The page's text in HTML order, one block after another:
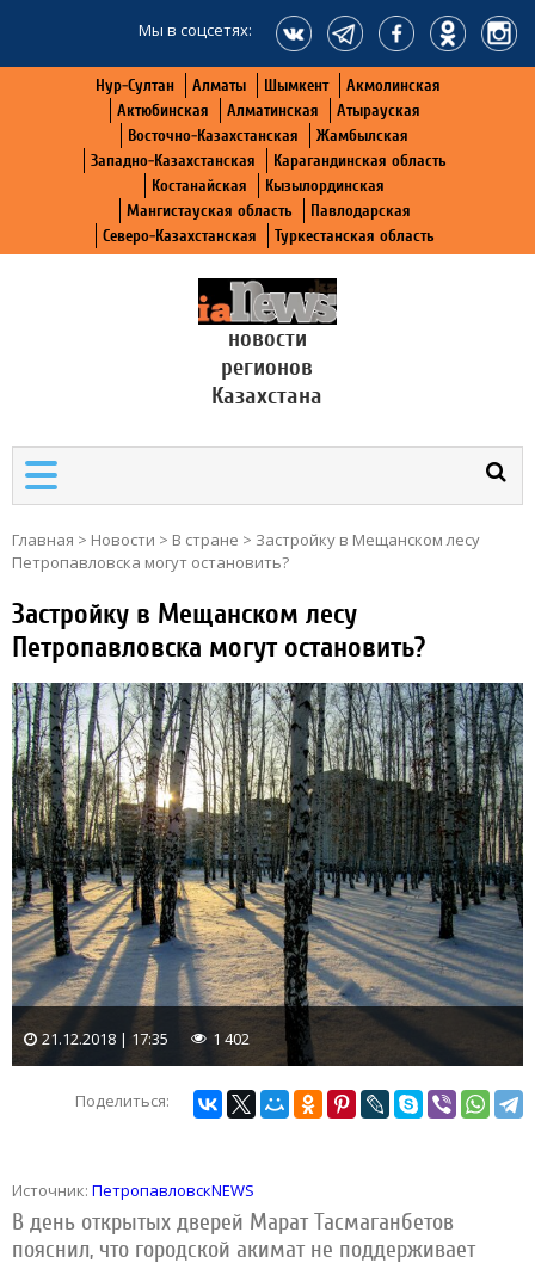
Мы в соцсетях:
Нур-Султан Алматы Шымкент
Акмолинская
Актюбинская
Алматинская
Атырауская
Восточно-Казахстанская
Жамбылская
Западно-Казахстанская
Карагандинская область
Костанайская
Кызылординская
Мангистауская область
Павлодарская
Северо-Казахстанская
Туркестанская область
новости
регионов
Казахстана
Главная > Новости > В стране > Застройку в Мещанском лесу
Петропавловска могут остановить?
Застройку в Мещанском лесу
Петропавловска могут остановить?
21.12.2018 | 17:35 1 402
Поделиться:
Источник: ПетропавловскNEWS
В день открытых дверей Марат Тасмаганбетов
пояснил, что городской акимат не поддерживает